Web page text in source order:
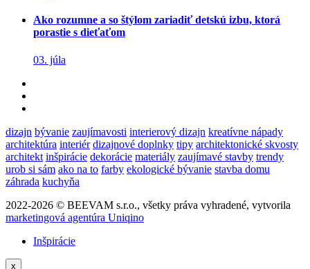
Ako rozumne a so štýlom zariadiť detskú izbu, ktorá
porastie s dieťaťom
03. júla
dizajn bývanie zaujímavosti interierový dizajn kreatívne nápady
architektúra interiér dizajnové doplnky tipy architektonické skvosty
architekt inšpirácie dekorácie materiály zaujímavé stavby trendy
urob si sám ako na to farby ekologické bývanie stavba domu
záhrada kuchyňa
2022-2026 © BEEVAM s.r.o., všetky práva vyhradené, vytvorila
marketingová agentúra Uniqino
Inšpirácie
x